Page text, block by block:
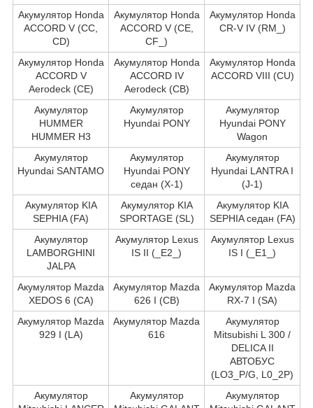
Акумулятор Honda
ACCORD V (CC,
CD)
Акумулятор Honda
ACCORD V (CE,
CF_)
Акумулятор Honda
CR-V IV (RM_)
Акумулятор Honda
ACCORD V
Aerodeck (CE)
Акумулятор Honda
ACCORD IV
Aerodeck (CB)
Акумулятор Honda
ACCORD VIII (CU)
Акумулятор
HUMMER
HUMMER H3
Акумулятор
Hyundai PONY
Акумулятор
Hyundai PONY
Wagon
Акумулятор
Hyundai SANTAMO
Акумулятор
Hyundai PONY
седан (X-1)
Акумулятор
Hyundai LANTRA I
(J-1)
Акумулятор KIA
SEPHIA (FA)
Акумулятор KIA
SPORTAGE (SL)
Акумулятор KIA
SEPHIA седан (FA)
Акумулятор
LAMBORGHINI
JALPA
Акумулятор Lexus
IS II (_E2_)
Акумулятор Lexus
IS I (_E1_)
Акумулятор Mazda
XEDOS 6 (CA)
Акумулятор Mazda
626 I (CB)
Акумулятор Mazda
RX-7 I (SA)
Акумулятор Mazda
929 I (LA)
Акумулятор Mazda
616
Акумулятор
Mitsubishi L 300 /
DELICA II
АВТОБУС
(LO3_P/G, L0_2P)
Акумулятор
Акумулятор
Акумулятор